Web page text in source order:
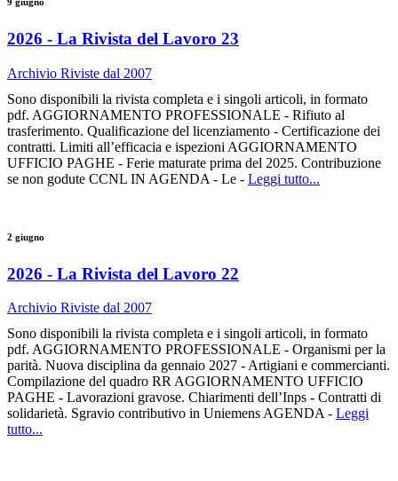
2026 - La Rivista del Lavoro 23
Archivio Riviste dal 2007
Sono disponibili la rivista completa e i singoli articoli, in formato
pdf. AGGIORNAMENTO PROFESSIONALE - Rifiuto al
trasferimento. Qualificazione del licenziamento - Certificazione dei
contratti. Limiti all’efficacia e ispezioni AGGIORNAMENTO
UFFICIO PAGHE - Ferie maturate prima del 2025. Contribuzione
se non godute CCNL IN AGENDA - Le - Leggi tutto...
2 giugno
2026 - La Rivista del Lavoro 22
Archivio Riviste dal 2007
Sono disponibili la rivista completa e i singoli articoli, in formato
pdf. AGGIORNAMENTO PROFESSIONALE - Organismi per la
parità. Nuova disciplina da gennaio 2027 - Artigiani e commercianti.
Compilazione del quadro RR AGGIORNAMENTO UFFICIO
PAGHE - Lavorazioni gravose. Chiarimenti dell’Inps - Contratti di
solidarietà. Sgravio contributivo in Uniemens AGENDA - Leggi
tutto...